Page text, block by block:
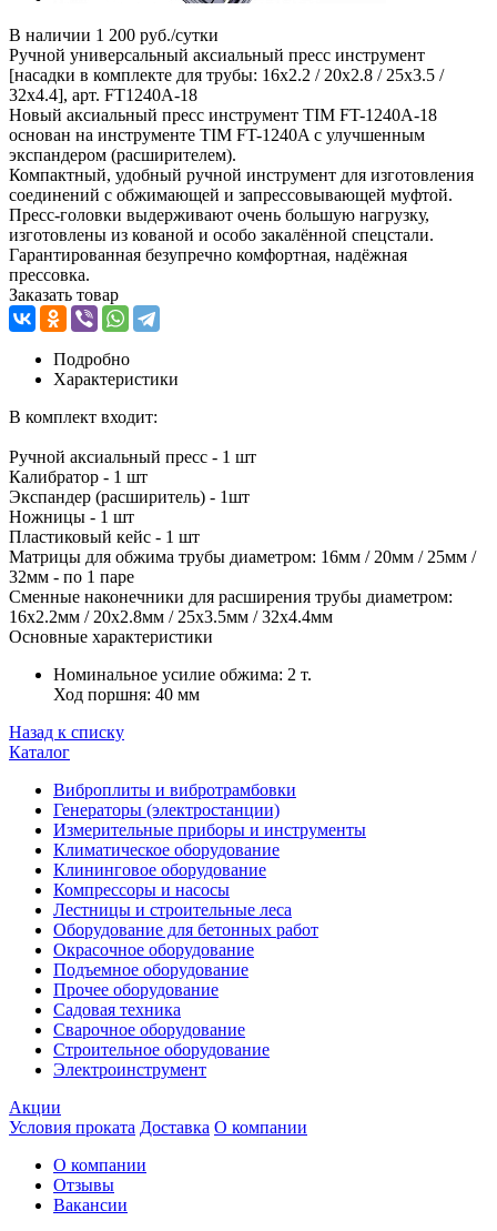
В наличии 1 200 руб./сутки
Ручной универсальный аксиальный пресс инструмент
[насадки в комплекте для трубы: 16x2.2 / 20x2.8 / 25x3.5 /
32x4.4], арт. FT1240A-18
Новый аксиальный пресс инструмент TIM FT-1240A-18
основан на инструменте TIM FT-1240A с улучшенным
экспандером (расширителем).
Компактный, удобный ручной инструмент для изготовления
соединений с обжимающей и запрессовывающей муфтой.
Пресс-головки выдерживают очень большую нагрузку,
изготовлены из кованой и особо закалённой спецстали.
Гарантированная безупречно комфортная, надёжная
прессовка.
Заказать товар
Подробно
Характеристики
В комплект входит:
Ручной аксиальный пресс - 1 шт
Калибратор - 1 шт
Экспандер (расширитель) - 1шт
Ножницы - 1 шт
Пластиковый кейс - 1 шт
Матрицы для обжима трубы диаметром: 16мм / 20мм / 25мм /
32мм - по 1 паре
Сменные наконечники для расширения трубы диаметром:
16x2.2мм / 20x2.8мм / 25x3.5мм / 32x4.4мм
Основные характеристики
Номинальное усилие обжима: 2 т.
Ход поршня: 40 мм
Назад к списку
Каталог
Виброплиты и вибротрамбовки
Генераторы (электростанции)
Измерительные приборы и инструменты
Климатическое оборудование
Клининговое оборудование
Компрессоры и насосы
Лестницы и строительные леса
Оборудование для бетонных работ
Окрасочное оборудование
Подъемное оборудование
Прочее оборудование
Садовая техника
Сварочное оборудование
Строительное оборудование
Электроинструмент
Акции
Условия проката Доставка О компании
О компании
Отзывы
Вакансии